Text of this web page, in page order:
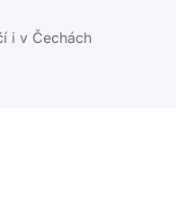
i v Čechách